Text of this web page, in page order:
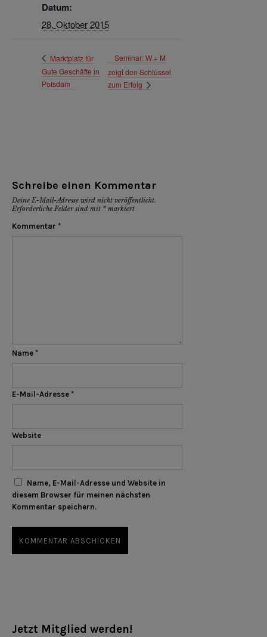
Datum:
28. Oktober 2015
Marktplatz für
Gute Geschäfte in
Potsdam
Seminar: W + M
zeigt den Schlüssel
zum Erfolg
Schreibe einen Kommentar
Deine E-Mail-Adresse wird nicht veröffentlicht.
Erforderliche Felder sind mit * markiert
Kommentar *
Name *
E-Mail-Adresse *
Website
Name, E-Mail-Adresse und Website in
diesem Browser für meinen nächsten
Kommentar speichern.
Jetzt Mitglied werden!